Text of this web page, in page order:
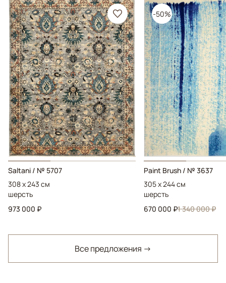
Saltani / № 5707
308 x 243 см
шерсть
973 000 ₽
-50%
Paint Brush / № 3637
305 x 244 см
шерсть
670 000 ₽1 340 000 ₽
Все предложения →